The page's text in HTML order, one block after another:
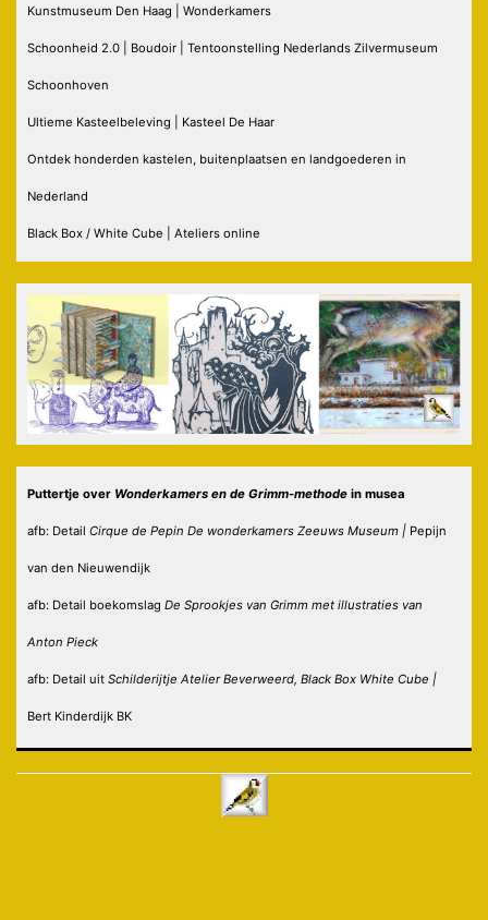
Kunstmuseum Den Haag | Wonderkamers
Schoonheid 2.0 | Boudoir | Tentoonstelling Nederlands Zilvermuseum
Schoonhoven
Ultieme Kasteelbeleving | Kasteel De Haar
Ontdek honderden kastelen, buitenplaatsen en landgoederen in
Nederland
Black Box / White Cube | Ateliers online
Puttertje over Wonderkamers en de Grimm-methode in musea
afb: Detail Cirque de Pepin De wonderkamers Zeeuws Museum | Pepijn
van den Nieuwendijk
afb: Detail boekomslag De Sprookjes van Grimm met illustraties van
Anton Pieck
afb: Detail uit Schilderijtje Atelier Beverweerd, Black Box White Cube |
Bert Kinderdijk BK